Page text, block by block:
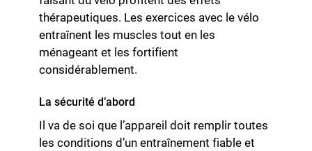
thérapeutiques. Les exercices avec le vélo
entraînent les muscles tout en les
ménageant et les fortifient
considérablement.
La sécurité d’abord
Il va de soi que l’appareil doit remplir toutes
les conditions d’un entraînement fiable et